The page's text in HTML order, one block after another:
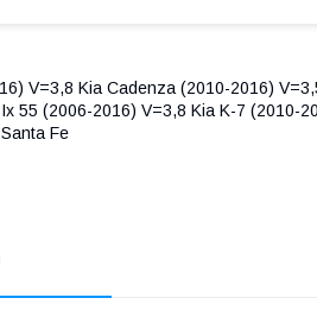
V=3,8 Kia Cadenza (2010-2016)
55 (2006-2016) V=3,8 Kia K-7 (2010-
Fe